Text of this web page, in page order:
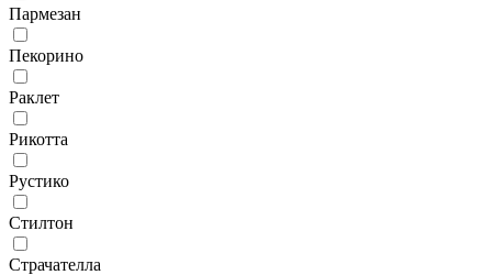
Пармезан
Пекорино
Раклет
Рикотта
Рустико
Стилтон
Страчателла